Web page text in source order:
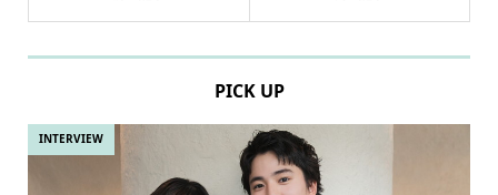
PICK UP
INTERVIEW